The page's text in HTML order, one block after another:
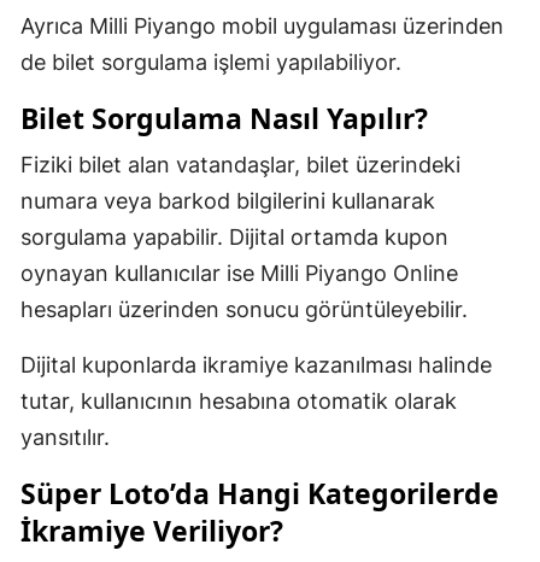
Ayrıca Milli Piyango mobil uygulaması üzerinden
de bilet sorgulama işlemi yapılabiliyor.
Bilet Sorgulama Nasıl Yapılır?
Fiziki bilet alan vatandaşlar, bilet üzerindeki
numara veya barkod bilgilerini kullanarak
sorgulama yapabilir. Dijital ortamda kupon
oynayan kullanıcılar ise Milli Piyango Online
hesapları üzerinden sonucu görüntüleyebilir.
Dijital kuponlarda ikramiye kazanılması halinde
tutar, kullanıcının hesabına otomatik olarak
yansıtılır.
Süper Loto’da Hangi Kategorilerde
İkramiye Veriliyor?